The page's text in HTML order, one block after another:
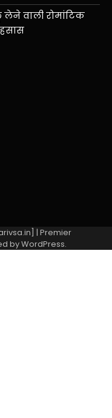
लेने वाली रोमांटिक
| Premier
byWordPress.